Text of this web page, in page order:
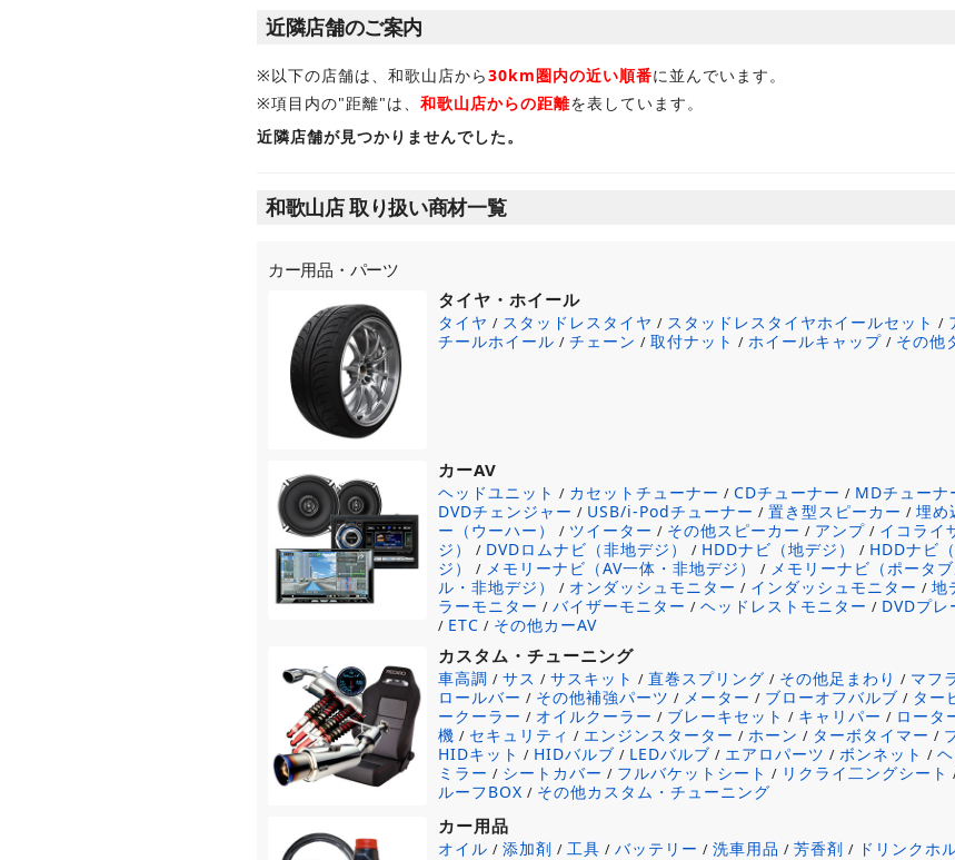
近隣店舗のご案内
※以下の店舗は、和歌山店から30km圏内の近い順番に並んでいます。
※項目内の"距離"は、 和歌山店からの距離を表しています。
近隣店舗が見つかりませんでした。
和歌山店 取り扱い商材一覧
カー用品・パーツ
タイヤ・ホイール
タイヤ / スタッドレスタイヤ / スタッドレスタイヤホイールセット /
チールホイール /チェーン /取付ナット /ホイールキャップ / その他
カーAV
ヘッドユニット / カセットチューナー /CDチューナー / MDチューナ
DVDチェンジャー / USB/i-Podチューナー /置き型スピーカー /埋め
ー（ウーハー）
/ ツイーター / その他スピーカー / アンプ / イコライ
ジ）
/ DVDロムナビ（非地デジ） / HDDナビ（地デジ） / HDDナビ
ジ）
/ メモリーナビ（AV一体・非地デジ） / メモリーナビ（ポータブ
ル・非地デジ）
/ オンダッシュモニター / インダッシュモニター /地
ラーモニター /バイザーモニター /ヘッドレストモニター / DVDプレ
/ ETC / その他カーAV
カスタム・チューニング
車高調 /サス /サスキット /直巻スプリング / その他足まわり / マフ
ロールバー / その他補強パーツ / メーター / ブローオフバルブ / ター
ークーラー / オイルクーラー / ブレーキセット / キャリパー / ロータ
機 / セキュリティ / エンジンスターター /ホーン / ターボタイマー /
HIDキット / HIDバルブ / LEDバルブ / エアロパーツ /ボンネット /
ミラー / シートカバー / フルバケットシート / リクライ二ングシート
ルーフBOX / その他カスタム・チューニング
カー用品
オイル /添加剤 /工具 /バッテリー /洗車用品 /芳香剤 / ドリンクホ